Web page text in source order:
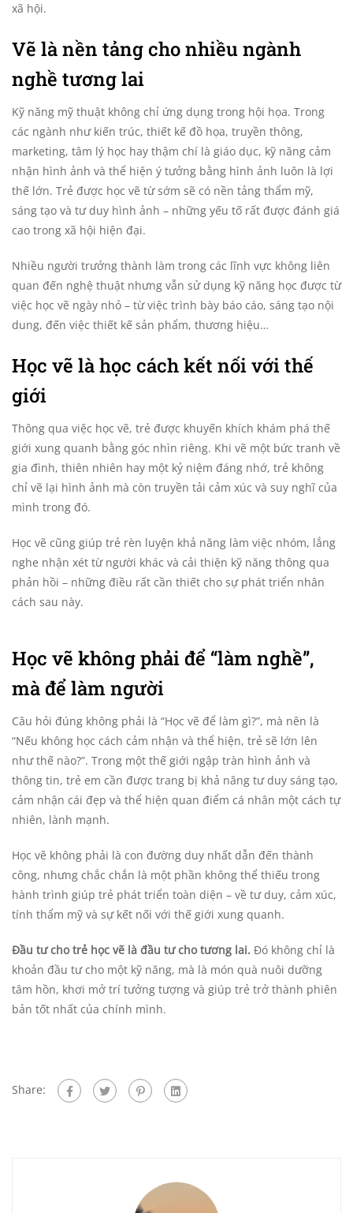
xã hội.
Vẽ là nền tảng cho nhiều ngành
nghề tương lai
Kỹ năng mỹ thuật không chỉ ứng dụng trong hội họa. Trong
các ngành như kiến trúc, thiết kế đồ họa, truyền thông,
marketing, tâm lý học hay thậm chí là giáo dục, kỹ năng cảm
nhận hình ảnh và thể hiện ý tưởng bằng hình ảnh luôn là lợi
thế lớn. Trẻ được học vẽ từ sớm sẽ có nền tảng thẩm mỹ,
sáng tạo và tư duy hình ảnh – những yếu tố rất được đánh giá
cao trong xã hội hiện đại.
Nhiều người trưởng thành làm trong các lĩnh vực không liên
quan đến nghệ thuật nhưng vẫn sử dụng kỹ năng học được từ
việc học vẽ ngày nhỏ – từ việc trình bày báo cáo, sáng tạo nội
dung, đến việc thiết kế sản phẩm, thương hiệu…
Học vẽ là học cách kết nối với thế
giới
Thông qua việc học vẽ, trẻ được khuyến khích khám phá thế
giới xung quanh bằng góc nhìn riêng. Khi vẽ một bức tranh về
gia đình, thiên nhiên hay một kỷ niệm đáng nhớ, trẻ không
chỉ vẽ lại hình ảnh mà còn truyền tải cảm xúc và suy nghĩ của
mình trong đó.
Học vẽ cũng giúp trẻ rèn luyện khả năng làm việc nhóm, lắng
nghe nhận xét từ người khác và cải thiện kỹ năng thông qua
phản hồi – những điều rất cần thiết cho sự phát triển nhân
cách sau này.
Học vẽ không phải để “làm nghề”,
mà để làm người
Câu hỏi đúng không phải là “Học vẽ để làm gì?”, mà nên là
“Nếu không học cách cảm nhận và thể hiện, trẻ sẽ lớn lên
như thế nào?”. Trong một thế giới ngập tràn hình ảnh và
thông tin, trẻ em cần được trang bị khả năng tư duy sáng tạo,
cảm nhận cái đẹp và thể hiện quan điểm cá nhân một cách tự
nhiên, lành mạnh.
Học vẽ không phải là con đường duy nhất dẫn đến thành
công, nhưng chắc chắn là một phần không thể thiếu trong
hành trình giúp trẻ phát triển toàn diện – về tư duy, cảm xúc,
tính thẩm mỹ và sự kết nối với thế giới xung quanh.
Đầu tư cho trẻ học vẽ là đầu tư cho tương lai. Đó không chỉ là
khoản đầu tư cho một kỹ năng, mà là món quà nuôi dưỡng
tâm hồn, khơi mở trí tưởng tượng và giúp trẻ trở thành phiên
bản tốt nhất của chính mình.
Share: